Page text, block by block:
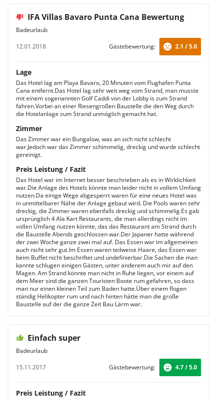
IFA Villas Bavaro Punta Cana Bewertung
Badeurlaub
12.01.2018
Gästebewertung: 2.1 / 5.0
Lage
Das Hotel lag am Playa Bavaro, 20 Minuten vom Flughafen Punta
Cana entfernt.Das Hotel lag sehr weit weg vom Strand, man musste
mit einem sogenannten Golf Caddi von der Lobby is zum Strand
fahren.Vorbei an einer Riesengroßen Baustelle die den Weg durch
die Hotelanlage zum Strand unmöglich gemacht hat.
Zimmer
Das Zimmer war ein Bungalow, was an sich nicht schlecht
war.Jedoch war das Zimmer schimmelig, dreckig und wurde schlecht
gereinigt.
Preis Leistung / Fazit
Das Hotel war im Internet besser beschrieben als es in Wirklichkeit
war.Die Anlage des Hotels könnte man leider nicht in vollem Umfang
nutzen.Da einige Wege abgesperrt waren für eine neues Hotel was
in unmittelbarer Nähe der Anlage gebaut wird. Die Pools waren sehr
dreckig, die Zimmer waren ebenfalls dreckig und schimmelig.Es gab
ursprünglich 4 Ala Kart Restaurants, die man allerdings nicht im
vollen Umfang nutzen könnte, das das Restaurant am Strand durch
die Baustelle Abends geschlossen war.Der Japaner hatte während
der zwei Woche ganze zwei mal auf. Das Essen war im allgemeinen
auch nicht sehr gut.Im Essen waren teilweise Haare, das Essen war
beim Buffet nicht beschriftet und undefinierbar.Die Sachen die man
kannte schlugen einigen Gästen, unter anderem auch mir auf den
Magen. Am Strand könnte man nicht in Ruhe liegen, vor einem auf
dem Meer sind die ganzen Touristen Boote rum gefahren, so dass
man nur einen kleinen Teil zum Baden hatte.Über einem flogen
ständig Helikopter rum und nach hinten hätte man die große
Baustelle auf der die ganze Zeit Bau Lärm war.
Einfach super
Badeurlaub
15.11.2017
Gästebewertung: 4.7 / 5.0
Preis Leistung / Fazit